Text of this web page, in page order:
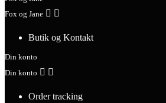
Fox og Jane  
Butik og Kontakt
Din konto
Din konto  
Order tracking